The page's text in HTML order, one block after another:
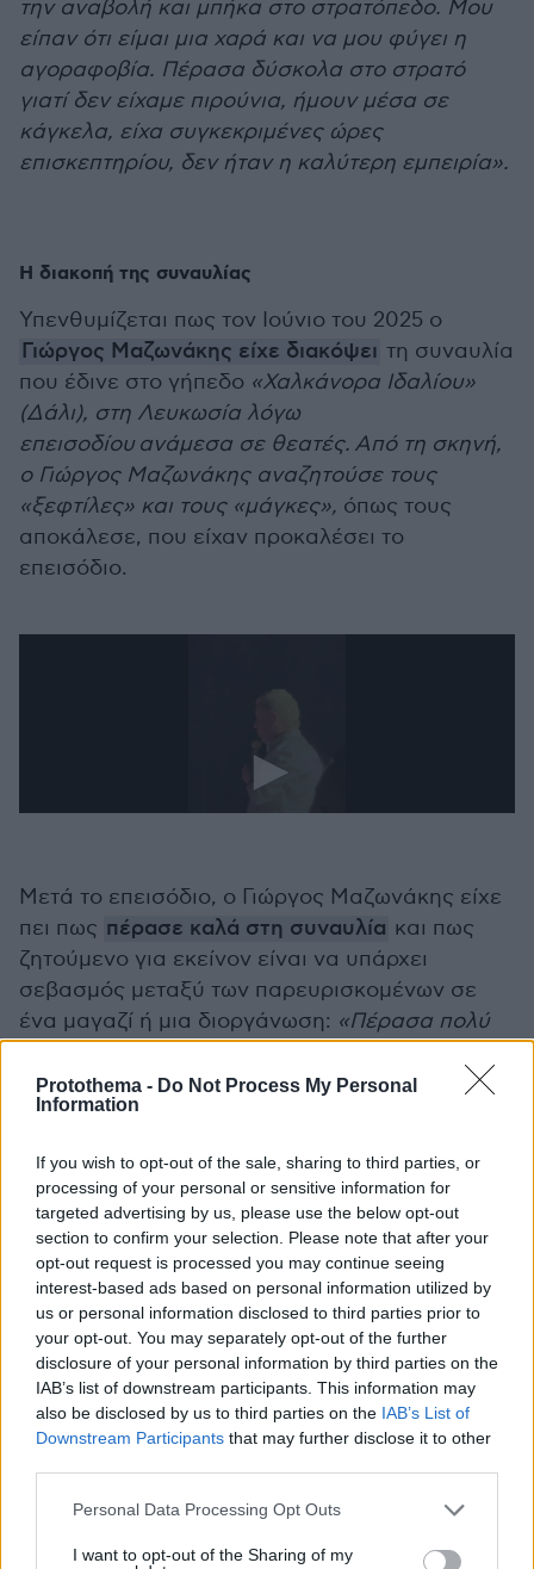
Protothema - Do Not Process My Personal
Information
If you wish to opt-out of the sale, sharing to third parties, or
processing of your personal or sensitive information for
targeted advertising by us, please use the below opt-out
section to confirm your selection. Please note that after your
opt-out request is processed you may continue seeing
interest-based ads based on personal information utilized by
us or personal information disclosed to third parties prior to
your opt-out. You may separately opt-out of the further
disclosure of your personal information by third parties on the
IAB’s list of downstream participants. This information may
also be disclosed by us to third parties on the IAB’s List of
Downstream Participants that may further disclose it to other
Please note that this website/app uses one or more Google
not limited to your visit or usage behaviour. You may click to
Personal Data Processing Opt Outs
I want to opt-out of the Sharing of my
την αναβολή και μπήκα στο στρατόπεδο. Μου
είπαν ότι είμαι μια χαρά και να μου φύγει η
αγοραφοβία. Πέρασα δύσκολα στο στρατό
γιατί δεν είχαμε πιρούνια, ήμουν μέσα σε
κάγκελα, είχα συγκεκριμένες ώρες
επισκεπτηρίου, δεν ήταν η καλύτερη εμπειρία».
Η διακοπή της συναυλίας
Υπενθυμίζεται πως τον Ιούνιο του 2025 ο
Γιώργος Μαζωνάκης είχε διακόψει τη συναυλία
που έδινε στο γήπεδο «Χαλκάνορα Ιδαλίου»
(Δάλι), στη Λευκωσία λόγω
επεισοδίουανάμεσα σε θεατές. Από τη σκηνή,
ο Γιώργος Μαζωνάκης αναζητούσε τους
«ξεφτίλες» και τους «μάγκες», όπως τους
αποκάλεσε, που είχαν προκαλέσει το
επεισόδιο.
Μετά το επεισόδιο, ο Γιώργος Μαζωνάκης είχε
πει πως πέρασε καλά στη συναυλία και πως
ζητούμενο για εκείνον είναι να υπάρχει
σεβασμός μεταξύ των παρευρισκομένων σε
ένα μαγαζί ή μια διοργάνωση: «Πέρασα πολύ
ήταν λίγο και έδωσα πολλή σημασία. Πρέπει να
σέβονται τους υπόλοιπους ανθρώπους, όχι
Έχω περάσει τόση στενοχώρια που αυτό ήταν
το λιγότερο».
Η διαμάχη με την αδερφή του Βάσω
Υπενθυμίζεται πως τον Οκτώβριο του 2024 ο
Γιώργος Μαζωνάκης είχε καταθέσει δύο
αγωγές στην αδερφή του, εξαιτίας της
διαμάχης που είχε ξεσπάσει μεταξύ τους.
Σύμφωνα με τον δικηγόρο του τραγουδιστή, η
κατάθεση στο Πρωτοδικείο Αθηνών των δύο
αγωγών λογοδοσίας έναντι όλων των